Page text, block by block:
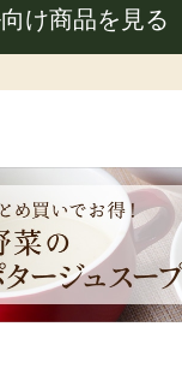
向け商品を見る